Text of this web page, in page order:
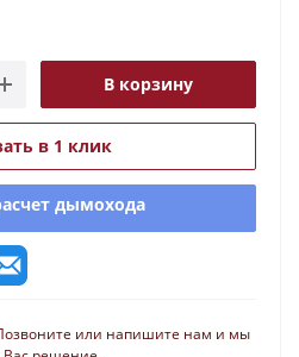
В корзину
в 1 клик
дымохода
или напишите нам и мы